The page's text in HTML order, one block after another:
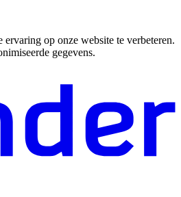
op onze website te verbeteren.
gegevens.